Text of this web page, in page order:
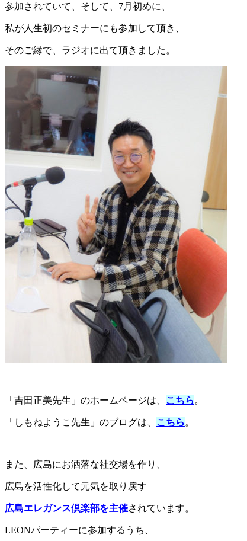
参加されていて、そして、7月初めに、
私が人生初のセミナーにも参加して頂き、
そのご縁で、ラジオに出て頂きました。
「吉田正美先生」のホームページは、 こちら 。
「しもねようこ先生」のブログは、 こちら 。
また、広島にお洒落な社交場を作り、
広島を活性化して元気を取り戻す
広島エレガンス倶楽部を主催されています。
LEONパーティーに参加するうち、